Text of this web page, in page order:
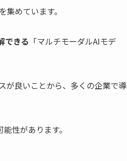
めています。
できる 「マルチモーダルAIモデ
が良いことから、多くの企業で導
性があります。